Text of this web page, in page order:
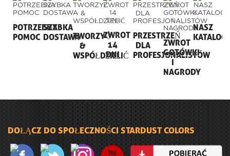
POTRZEBNA
POMOC
SZYBKA
DOSTAWATWORZYĆ
&
WSPÓŁDZIELIĆ
ZWROT
14
DNI
PRZESTRZEŃ
DLA
PROFESJONALISTÓW
ZWROT
GOTÓWKI
I
NAGRODY
NASZ
KATALOG
DOŁĄCZ DO SPOŁECZNOŚCI STARDUST COLORS